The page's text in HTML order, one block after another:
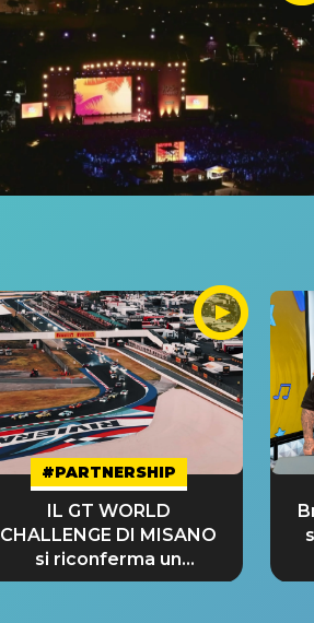
#PARTNERSHIP
IL GT WORLD
CHALLENGE DI MISANO
si riconferma un
GRANDE SUCCESSO!